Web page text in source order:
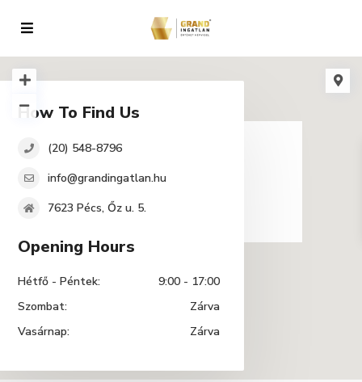
How To Find Us
(20) 548-8796
info@grandingatlan.hu
7623 Pécs, Őz u. 5.
Opening Hours
Hétfő - Péntek:
9:00 - 17:00
Szombat:
Zárva
Vasárnap:
Zárva